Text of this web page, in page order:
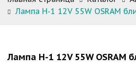
Лампа H-1 12V 55W OSRAM
Лампа H-1 12V 55W OSRAM